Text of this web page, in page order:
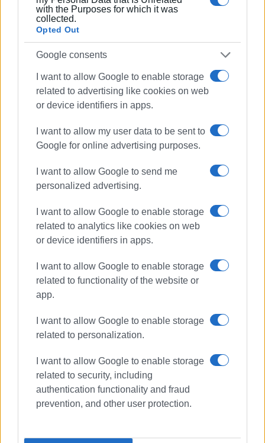
with the Purposes for which it was
collected.
Opted Out
Google consents
I want to allow Google to enable storage
related to advertising like cookies on web
or device identifiers in apps.
I want to allow my user data to be sent to
Google for online advertising purposes.
I want to allow Google to send me
personalized advertising.
I want to allow Google to enable storage
related to analytics like cookies on web
or device identifiers in apps.
I want to allow Google to enable storage
related to functionality of the website or
app.
I want to allow Google to enable storage
related to personalization.
I want to allow Google to enable storage
related to security, including
authentication functionality and fraud
prevention, and other user protection.
βέστα=φόρεμα,
βόπες=γόπες,
αλεγραδα=ευχαρίστηση,
δήλεια=σκοτούρα,
μεριά= μηροί,
μπουστίνα=στηθόδεσμος,
τορκός=κεφαλόδεσμος